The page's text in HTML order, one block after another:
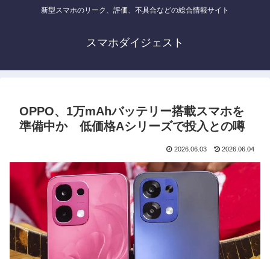
新型スマホのリーク、評価、不具合などの総合情報サイト
スマホダイジェスト
OPPO、1万mAhバッテリー搭載スマホを
準備中か 低価格Aシリーズで投入との噂
2026.06.03 2026.06.04